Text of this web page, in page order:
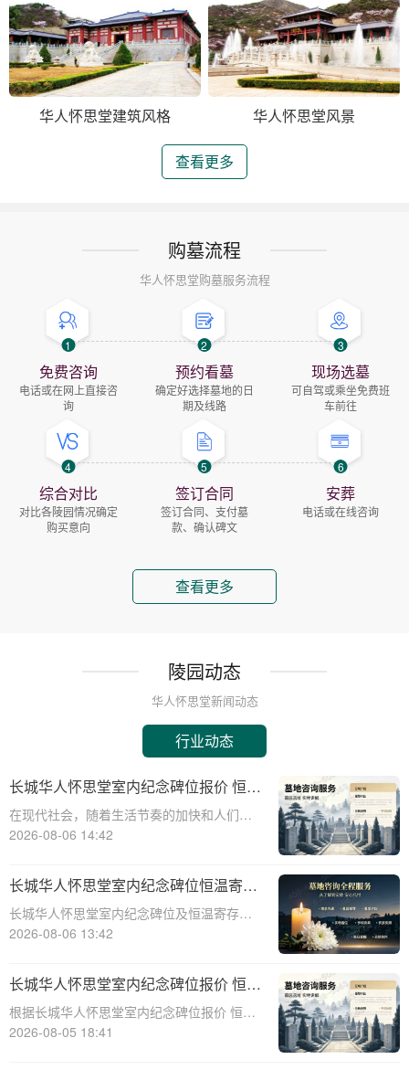
华人怀思堂建筑风格 华人怀思堂风景
查看更多
购墓流程
华人怀思堂购墓服务流程
1
免费咨询
电话或在网上直接咨
询
2
预约看墓
确定好选择墓地的日
期及线路
3
现场选墓
可自驾或乘坐免费班
车前往
4
综合对比
对比各陵园情况确定
购买意向
5
签订合同
签订合同、支付墓
款、确认碑文
6
安葬
电话或在线咨询
查看更多
陵园动态
华人怀思堂新闻动态
行业动态
长城华人怀思堂室内纪念碑位报价 恒温
寄存配套同步减免详解
在现代社会，随着生活节奏的加快和人们对
身后事的关注度提升，越来越多的人开始考
和怀念。长城华人怀思堂作为一家专业的纪
念服务机构，提供了一系列的纪念产品和服
务，其中包
2026-08-06 14:42
长城华人怀思堂室内纪念碑位恒温寄存
服务报价及同步减免政策详解
长城华人怀思堂室内纪念碑位及恒温寄存服
务报价与同步减免政策详解☎ 华人怀思堂电
步，人们对逝者的纪念方式日益多元化。室
内纪念碑位作为一种新兴的纪念
2026-08-06 13:42
长城华人怀思堂室内纪念碑位报价 恒温
寄存配套同步减免详解
根据长城华人怀思堂室内纪念碑位报价 恒温
寄存配套同步减免详解☎ 华人怀思堂电
2026-08-05 18:41